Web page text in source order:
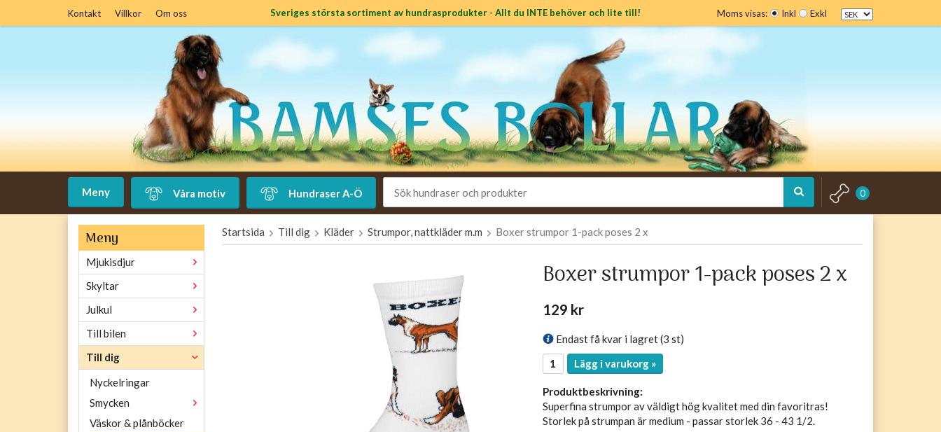
Kontakt Villkor Om oss Moms visas: Inkl Exkl
Sveriges största sortiment av hundrasprodukter - Allt du INTE behöver och lite till!
Meny Våra motiv Hundraser A-Ö 0
Meny
Mjukisdjur
Skyltar
Julkul
Till bilen
Till dig
Nyckelringar
Smycken
Väskor & plånböcker
Startsida Till dig Kläder Strumpor, nattkläder m.m Boxer strumpor 1-pack poses 2 x
Boxer strumpor 1-pack poses 2 x
129 kr
Endast få kvar i lagret (3 st)
Lägg i varukorg »
Produktbeskrivning:
Superfina strumpor av väldigt hög kvalitet med din favoritras!
Storlek på strumpan är medium - passar storlek 36 - 43 1/2.